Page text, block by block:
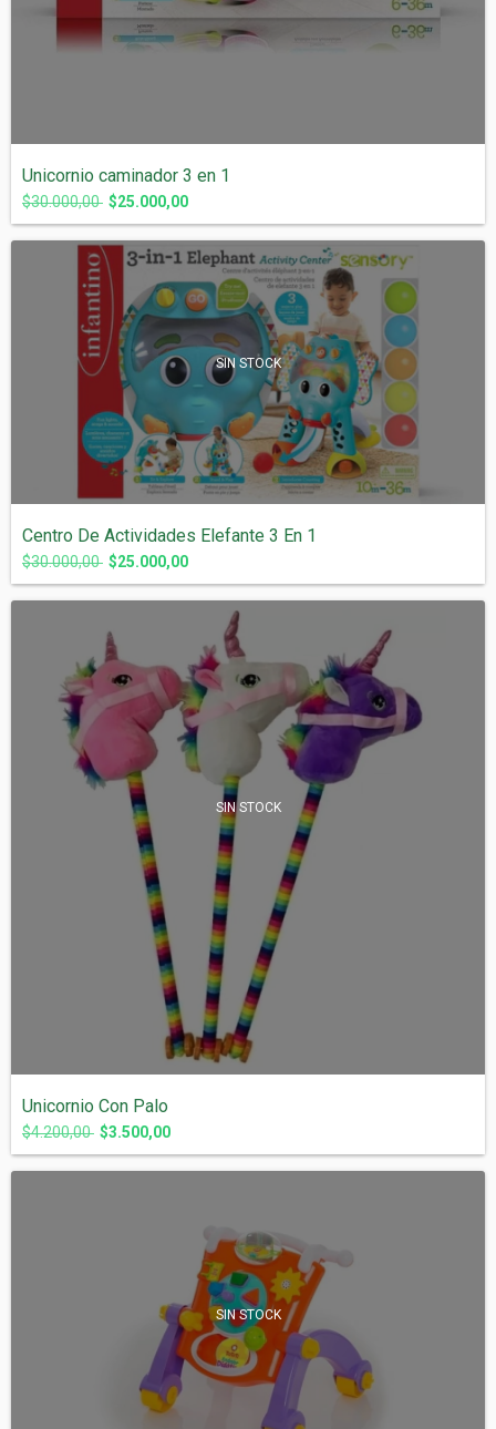
Unicornio caminador 3 en 1
$30.000,00 $25.000,00
SIN STOCK
Centro De Actividades Elefante 3 En 1
$30.000,00 $25.000,00
SIN STOCK
Unicornio Con Palo
$4.200,00 $3.500,00
SIN STOCK